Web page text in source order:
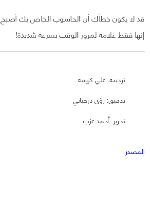
قد لا يكون خطأك أن الحاسوب الخاص بك أصبح
إنها فقط علامة لمرور الوقت بسرعة شديدة!
ترجمة: علي كريمة
تدقيق: رؤى درخباني
تحرير: أحمد عزب
المصدر